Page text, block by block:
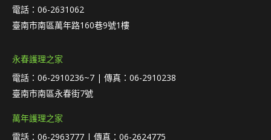
電話：06-2631062
臺南市南區萬年路160巷9號1樓
永春護理之家
電話：06-2910236~7 | 傳真：06-2910238
臺南市南區永春街7號
萬年護理之家
電話：06-2963777 | 傳真：06-2624775